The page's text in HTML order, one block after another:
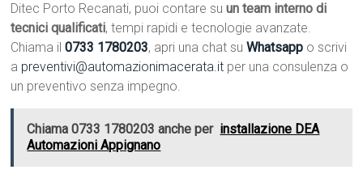
Ditec Porto Recanati, puoi contare suun team interno di
tecnici qualificati, tempi rapidi e tecnologie avanzate.
Chiama il0733 1780203, apri una chat suWhatsapp o scrivi
a preventivi@automazionimacerata.it per una consulenza o
un preventivo senza impegno.
Chiama 0733 1780203 anche per installazione DEA
Automazioni Appignano